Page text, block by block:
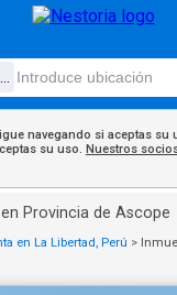
navegando si aceptas su
su uso. Nuestros
Provincia de Ascope
en La Libertad, Perú >